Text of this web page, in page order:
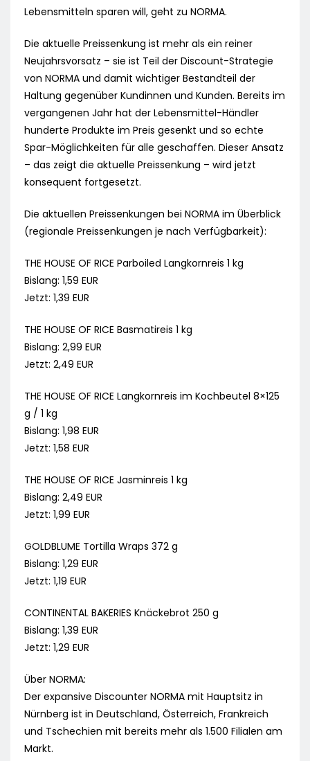
Lebensmitteln sparen will, geht zu NORMA.
Die aktuelle Preissenkung ist mehr als ein reiner
Neujahrsvorsatz – sie ist Teil der Discount-Strategie
von NORMA und damit wichtiger Bestandteil der
Haltung gegenüber Kundinnen und Kunden. Bereits im
vergangenen Jahr hat der Lebensmittel-Händler
hunderte Produkte im Preis gesenkt und so echte
Spar-Möglichkeiten für alle geschaffen. Dieser Ansatz
– das zeigt die aktuelle Preissenkung – wird jetzt
konsequent fortgesetzt.
Die aktuellen Preissenkungen bei NORMA im Überblick
(regionale Preissenkungen je nach Verfügbarkeit):
THE HOUSE OF RICE Parboiled Langkornreis 1 kg
Bislang: 1,59 EUR
Jetzt: 1,39 EUR
THE HOUSE OF RICE Basmatireis 1 kg
Bislang: 2,99 EUR
Jetzt: 2,49 EUR
THE HOUSE OF RICE Langkornreis im Kochbeutel 8×125
g / 1 kg
Bislang: 1,98 EUR
Jetzt: 1,58 EUR
THE HOUSE OF RICE Jasminreis 1 kg
Bislang: 2,49 EUR
Jetzt: 1,99 EUR
GOLDBLUME Tortilla Wraps 372 g
Bislang: 1,29 EUR
Jetzt: 1,19 EUR
CONTINENTAL BAKERIES Knäckebrot 250 g
Bislang: 1,39 EUR
Jetzt: 1,29 EUR
Über NORMA:
Der expansive Discounter NORMA mit Hauptsitz in
Nürnberg ist in Deutschland, Österreich, Frankreich
und Tschechien mit bereits mehr als 1.500 Filialen am
Markt.